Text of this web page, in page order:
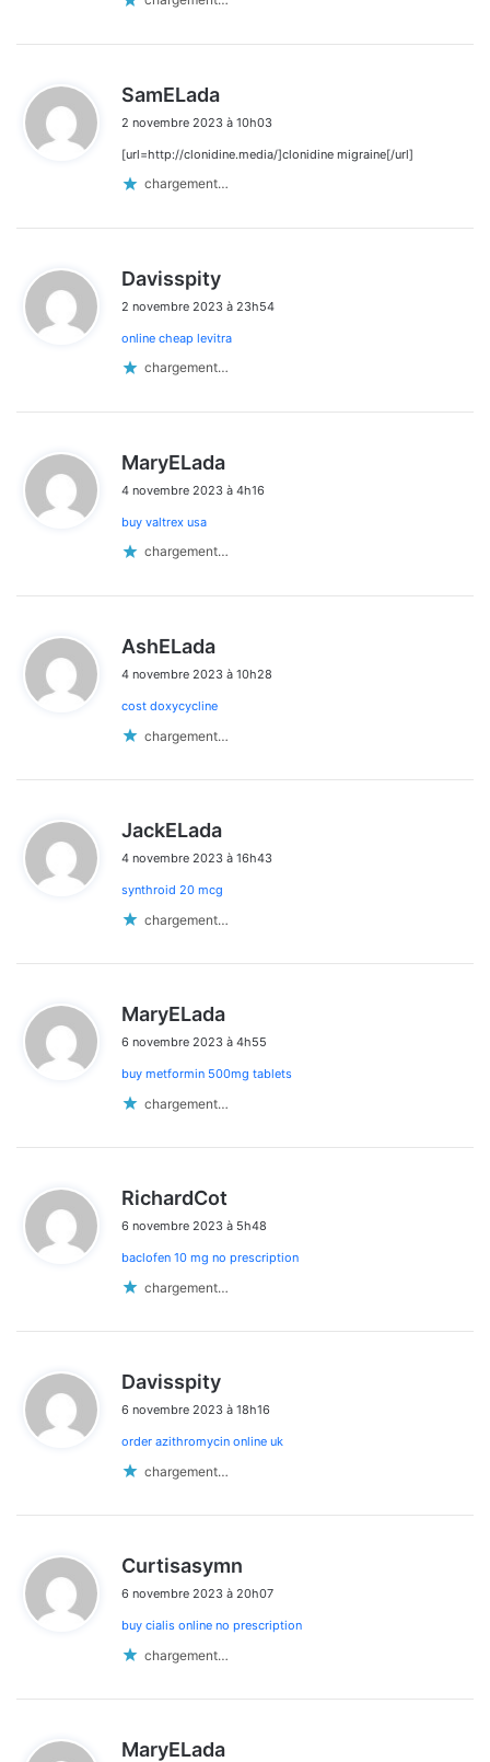
SamELada
t
2 novembre 2023 à 10h03
[url=http://clonidine.media/]clonidine migraine[/url]
chargement…
Davisspity
t
2 novembre 2023 à 23h54
online cheap levitra
chargement…
MaryELada
t
4 novembre 2023 à 4h16
buy valtrex usa
chargement…
AshELada
t
4 novembre 2023 à 10h28
cost doxycycline
chargement…
JackELada
t
4 novembre 2023 à 16h43
synthroid 20 mcg
chargement…
MaryELada
t
6 novembre 2023 à 4h55
buy metformin 500mg tablets
chargement…
RichardCot
t
6 novembre 2023 à 5h48
baclofen 10 mg no prescription
chargement…
Davisspity
t
6 novembre 2023 à 18h16
order azithromycin online uk
chargement…
Curtisasymn
t
6 novembre 2023 à 20h07
buy cialis online no prescription
chargement…
MaryELada